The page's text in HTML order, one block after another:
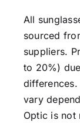
All
sourced
suppliers.
to 20%)
vary
Optic is not